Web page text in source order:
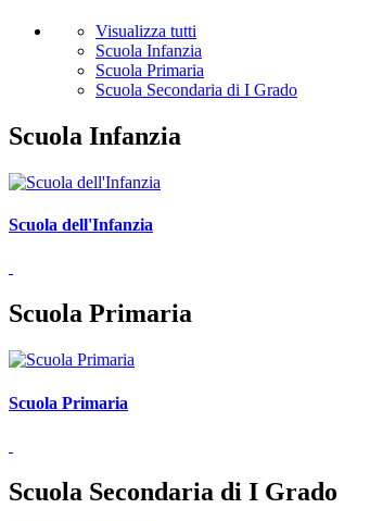
Visualizza tutti
Scuola Infanzia
Scuola Primaria
Scuola Secondaria di I Grado
Scuola Infanzia
Scuola dell'Infanzia
Scuola Primaria
Scuola Primaria
Scuola Secondaria di I Grado